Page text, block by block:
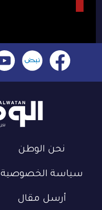
نحن الوطن
سياسة الخصوصية
أرسل مقال